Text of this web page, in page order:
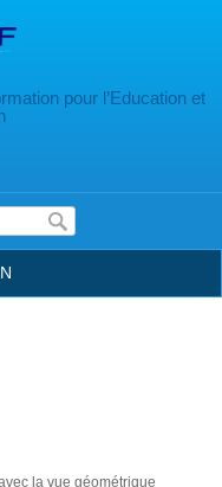
pour l’Education et
la vue géométrique